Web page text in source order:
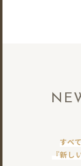
すべ
『新し